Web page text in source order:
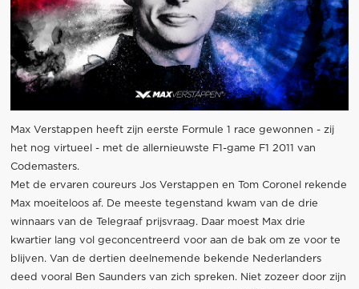
Max Verstappen heeft zijn eerste Formule 1 race gewonnen - zij
het nog virtueel - met de allernieuwste F1-game F1 2011 van
Codemasters.
Met de ervaren coureurs Jos Verstappen en Tom Coronel rekende
Max moeiteloos af. De meeste tegenstand kwam van de drie
winnaars van de Telegraaf prijsvraag. Daar moest Max drie
kwartier lang vol geconcentreerd voor aan de bak om ze voor te
blijven. Van de dertien deelnemende bekende Nederlanders
deed vooral Ben Saunders van zich spreken. Niet zozeer door zijn